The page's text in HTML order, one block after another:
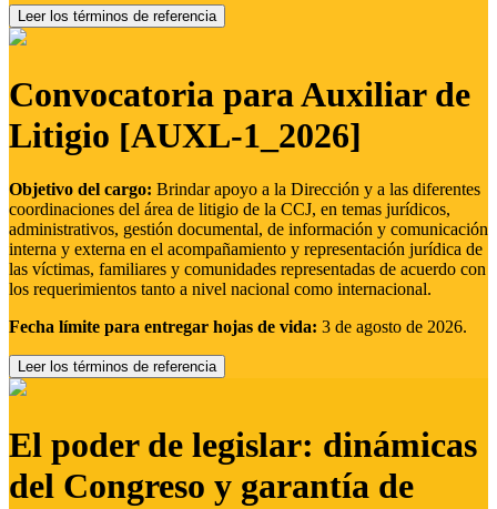
Leer los términos de referencia
Convocatoria para Auxiliar de
Litigio [AUXL-1_2026]
Objetivo del cargo: Brindar apoyo a la Dirección y a las diferentes
coordinaciones del área de litigio de la CCJ, en temas jurídicos,
administrativos, gestión documental, de información y comunicación
interna y externa en el acompañamiento y representación jurídica de
las víctimas, familiares y comunidades representadas de acuerdo con
los requerimientos tanto a nivel nacional como internacional.
Fecha límite para entregar hojas de vida: 3 de agosto de 2026.
Leer los términos de referencia
El poder de legislar: dinámicas
del Congreso y garantía de